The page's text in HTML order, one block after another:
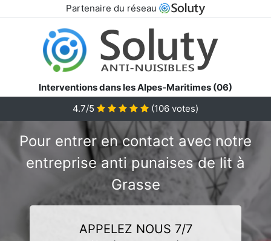
Partenaire du réseau
Interventions dans les Alpes-Maritimes (06)
4.7/5
(106 votes)
Pour entrer en contact avec notre
entreprise anti punaises de lit à
Grasse
APPELEZ NOUS 7/7